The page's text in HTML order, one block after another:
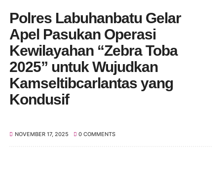
Polres Labuhanbatu Gelar
Apel Pasukan Operasi
Kewilayahan “Zebra Toba
2025” untuk Wujudkan
Kamseltibcarlantas yang
Kondusif
NOVEMBER 17, 2025 0 COMMENTS